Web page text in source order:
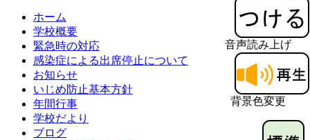
音声読み上げ
背景色変更
ホーム
学校概要
緊急時の対応
感染症による出席停止について
お知らせ
いじめ防止基本方針
年間行事
学校だより
ブログ